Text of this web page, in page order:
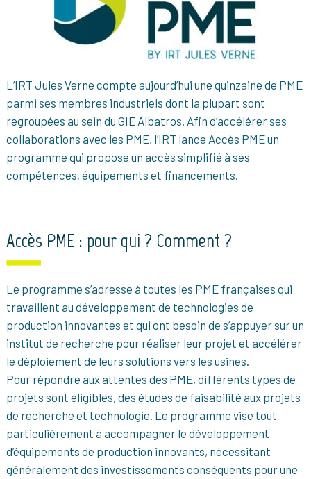
L’IRT Jules Verne compte aujourd’hui une quinzaine de PME
parmi ses membres industriels dont la plupart sont
regroupées au sein du GIE Albatros. Afin d’accélérer ses
collaborations avec les PME, l’IRT lance Accès PME un
programme qui propose un accès simplifié à ses
compétences, équipements et financements.
Accès PME : pour qui ? Comment ?
Le programme s’adresse à toutes les PME françaises qui
travaillent au développement de technologies de
production innovantes et qui ont besoin de s’appuyer sur un
institut de recherche pour réaliser leur projet et accélérer
le déploiement de leurs solutions vers les usines.
Pour répondre aux attentes des PME, différents types de
projets sont éligibles, des études de faisabilité aux projets
de recherche et technologie. Le programme vise tout
particulièrement à accompagner le développement
d’équipements de production innovants, nécessitant
généralement des investissements conséquents pour une